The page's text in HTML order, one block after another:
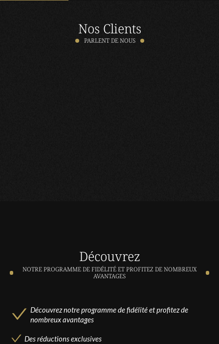
Nos Clients
PARLENT DE NOUS
Découvrez
NOTRE PROGRAMME DE FIDÉLITÉ ET PROFITEZ DE NOMBREUX
AVANTAGES
Découvrez notre programme de fidélité et profitez de
nombreux avantages
Des réductions exclusives